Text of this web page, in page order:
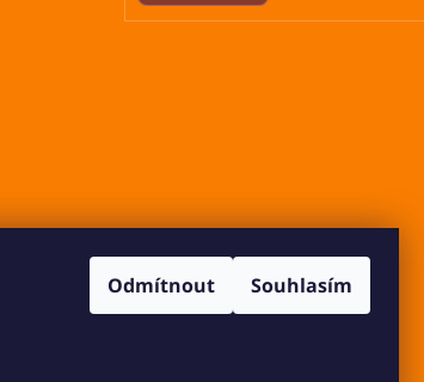
Odmítnout Souhlasím